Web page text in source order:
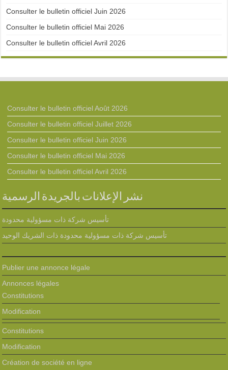
Consulter le bulletin officiel Juin 2026
Consulter le bulletin officiel Mai 2026
Consulter le bulletin officiel Avril 2026
Consulter le bulletin officiel Août 2026
Consulter le bulletin officiel Juillet 2026
Consulter le bulletin officiel Juin 2026
Consulter le bulletin officiel Mai 2026
Consulter le bulletin officiel Avril 2026
نشر الإعلانات بالجريدة الرسمية
تأسيس شركة ذات مسؤولية محدودة
تأسيس شركة ذات مسؤولية محدودة ذات الشريك الوحيد
Publier une annonce légale
Annonces légales
Constitutions
Modification
Constitutions
Modification
Création de société en ligne